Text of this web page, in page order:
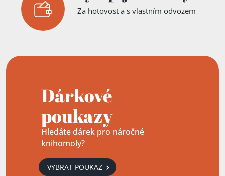
Za hotovost a s vlastním odvozem
Dárkové
poukazy
Hledáte dárek pro náročné
knihomoly?
VYBRAT POUKAZ